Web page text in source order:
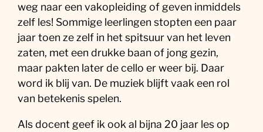
weg naar een vakopleiding of geven inmiddels
zelf les! Sommige leerlingen stopten een paar
jaar toen ze zelf in het spitsuur van het leven
zaten, met een drukke baan of jong gezin,
maar pakten later de cello er weer bij. Daar
word ik blij van. De muziek blijft vaak een rol
van betekenis spelen.
Als docent geef ik ook al bijna 20 jaar les op